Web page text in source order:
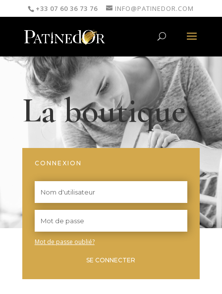
+33 07 60 36 73 76 INFO@PATINEDOR.COM
La boutique
CONNEXION
Mot de passe oublié?
SE CONNECTER